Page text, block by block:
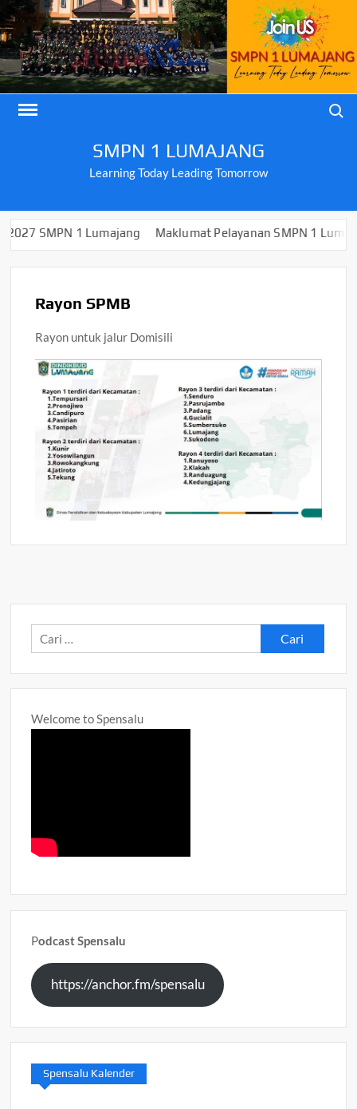
Skip
to
content
SMPN 1 LUMAJANG
Learning Today Leading Tomorrow
1 Lumajang Maklumat Pelayanan SMPN 1 Lumajang
Rayon SPMB
Rayon untuk jalur Domisili
Cari
untuk:
Welcome to Spensalu
Podcast Spensalu
https://anchor.fm/spensalu
Spensalu Kalender